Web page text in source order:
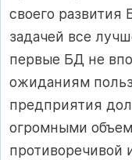
своего развития
задачей все
первые БД не
ожиданиям
предприятия
огромными
противоречивой